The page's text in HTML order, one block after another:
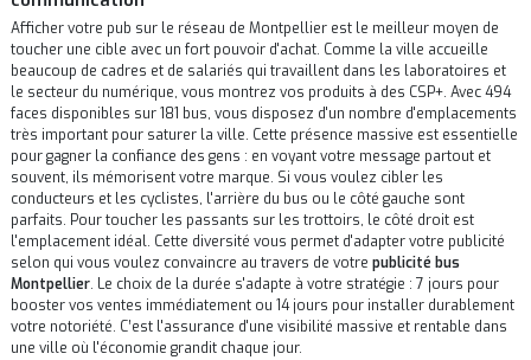
Afficher votre pub sur le réseau de Montpellier est le meilleur moyen de
toucher une cible avec un fort pouvoir d'achat. Comme la ville accueille
beaucoup de cadres et de salariés qui travaillent dans les laboratoires et
le secteur du numérique, vous montrez vos produits à des CSP+. Avec 494
faces disponibles sur 181 bus, vous disposez d'un nombre d'emplacements
très important pour saturer la ville. Cette présence massive est essentielle
pour gagner la confiance des gens : en voyant votre message partout et
souvent, ils mémorisent votre marque. Si vous voulez cibler les
conducteurs et les cyclistes, l'arrière du bus ou le côté gauche sont
parfaits. Pour toucher les passants sur les trottoirs, le côté droit est
l'emplacement idéal. Cette diversité vous permet d'adapter votre publicité
selon qui vous voulez convaincre au travers de votre publicité bus
Montpellier. Le choix de la durée s'adapte à votre stratégie : 7 jours pour
booster vos ventes immédiatement ou 14 jours pour installer durablement
votre notoriété. C’est l'assurance d'une visibilité massive et rentable dans
une ville où l'économie grandit chaque jour.